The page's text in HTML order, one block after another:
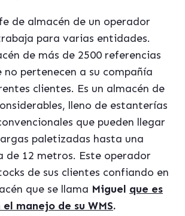
de almacén de un operador
para varias entidades.
de más de 2500 referencias
pertenecen a su compañía
clientes. Es un almacén de
lleno de estanterías
que pueden llegar
paletizadas hasta una
de 12 metros. Este operador
de sus clientes confiando en
que se llama Miguel que es
manejo de su WMS.